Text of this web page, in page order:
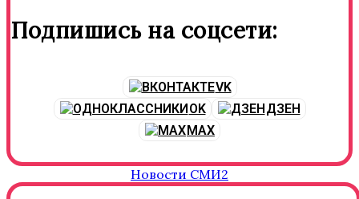
Подпишись на соцсети:
VK
OK
ДЗЕН
MAX
Новости СМИ2